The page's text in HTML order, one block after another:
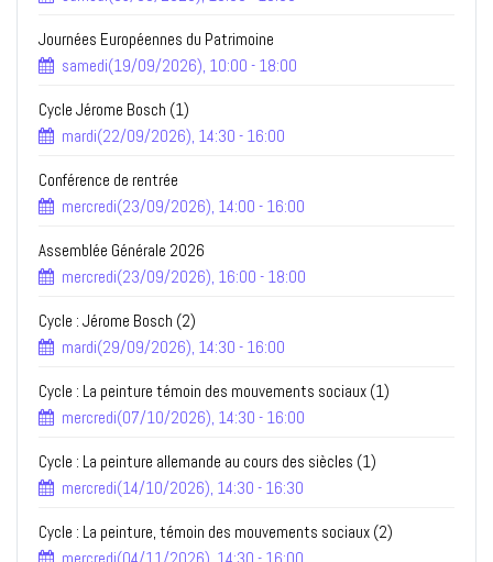
Journées Européennes du Patrimoine
samedi(19/09/2026), 10:00 - 18:00
Cycle Jérome Bosch (1)
mardi(22/09/2026), 14:30 - 16:00
Conférence de rentrée
mercredi(23/09/2026), 14:00 - 16:00
Assemblée Générale 2026
mercredi(23/09/2026), 16:00 - 18:00
Cycle : Jérome Bosch (2)
mardi(29/09/2026), 14:30 - 16:00
Cycle : La peinture témoin des mouvements sociaux (1)
mercredi(07/10/2026), 14:30 - 16:00
Cycle : La peinture allemande au cours des siècles (1)
mercredi(14/10/2026), 14:30 - 16:30
Cycle : La peinture, témoin des mouvements sociaux (2)